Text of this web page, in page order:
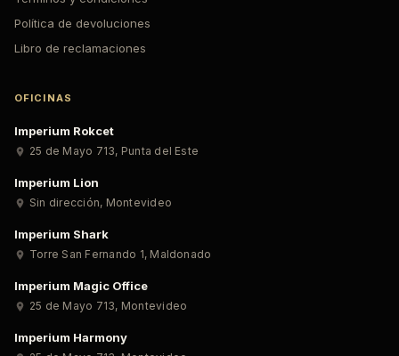
Política de devoluciones
Libro de reclamaciones
OFICINAS
Imperium Rokcet
25 de Mayo 713, Punta del Este
Imperium Lion
Sin dirección, Montevideo
Imperium Shark
Torre San Fernando 1, Maldonado
Imperium Magic Office
25 de Mayo 713, Montevideo
Imperium Harmony